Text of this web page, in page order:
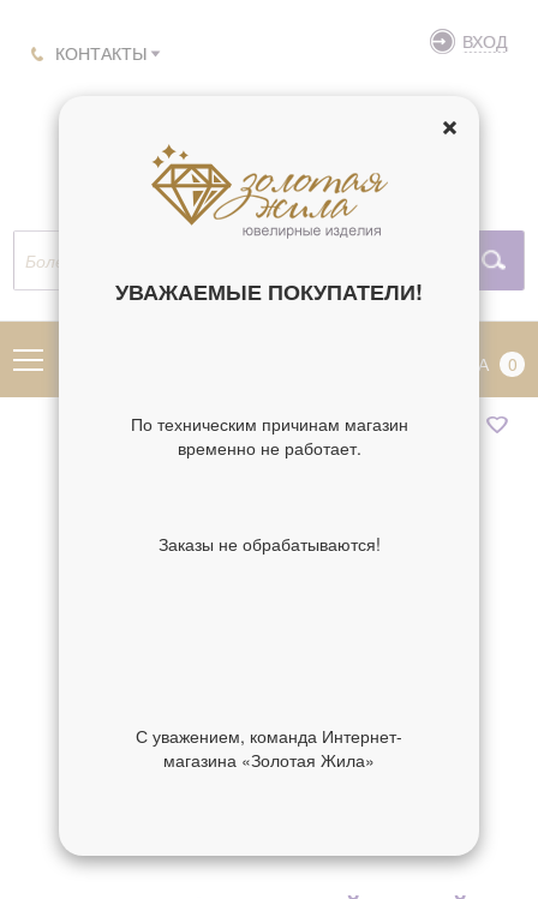
КОНТАКТЫ ВХОД
КОРЗИНА 0
УВАЖАЕМЫЕ ПОКУПАТЕЛИ!
По техническим причинам магазин
временно не работает.
Заказы не обрабатываются!
С уважением, команда Интернет-
магазина «Золотая Жила»